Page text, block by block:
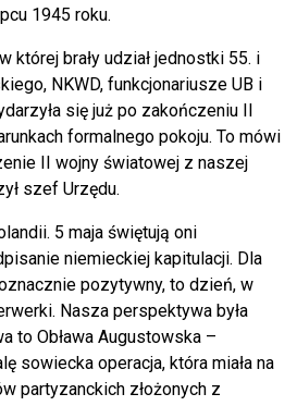
1945 roku.
której brały udział jednostki 55. i
NKWD, funkcjonariusze UB i
się już po zakończeniu II
formalnego pokoju. To mówi
II wojny światowej z naszej
szef Urzędu.
5 maja świętują oni
niemieckiej kapitulacji. Dla
pozytywny, to dzień, w
Nasza perspektywa była
to Obława Augustowska –
sowiecka operacja, która miała na
partyzanckich złożonych z